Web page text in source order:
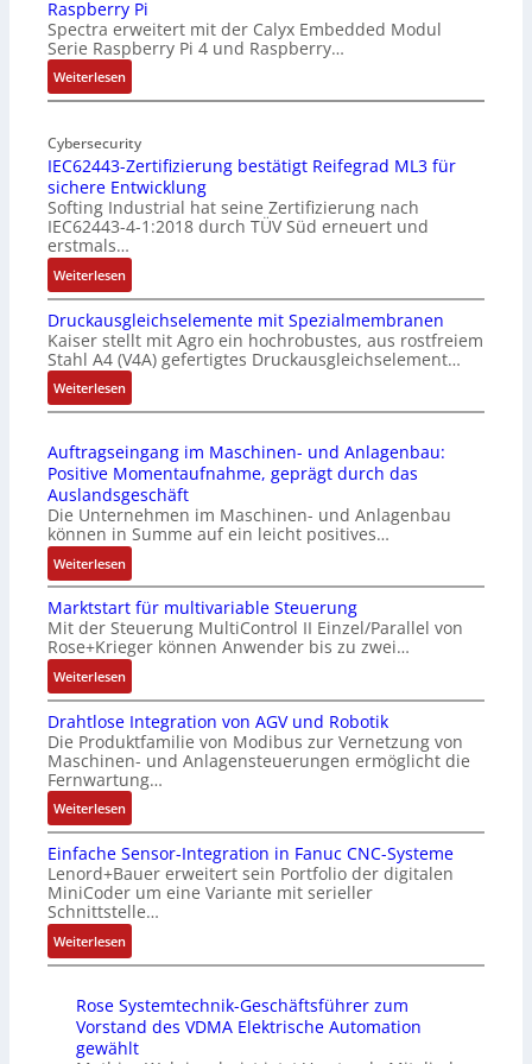
Z
o
l
l
-
n
d
u
s
t
r
i
e
-
P
C
l
ä
s
t
s
i
c
h
f
l
e
x
i
b
e
l
f
ü
r
i
e
A
n
w
n
d
u
Raspberry Pi
Spectra erweitert mit der Calyx Embedded Modul
Serie Raspberry Pi 4 und Raspberry…
Weiterlesen:
M
b
i
l
f
u
n
k
m
o
d
u
l
e
r
i
n
g
e
n
G
u
n
d
5
G
a
u
d
n
R
a
p
e
r
r
Cybersecurity
IEC62443-Zertifizierung bestätigt Reifegrad ML3 für
sichere Entwicklung
Softing Industrial hat seine Zertifizierung nach
IEC62443-4-1:2018 durch TÜV Süd erneuert und
erstmals…
Weiterlesen:
I
E
6
2
4
3
-
Z
e
r
t
i
f
i
z
i
e
u
n
g
b
e
s
t
ä
t
i
R
e
Druckausgleichselemente mit Spezialmembranen
Kaiser stellt mit Agro ein hochrobustes, aus rostfreiem
Stahl A4 (V4A) gefertigtes Druckausgleichselement…
Weiterlesen:
D
u
c
k
a
u
s
g
l
e
i
c
h
e
l
e
m
e
n
t
e
m
i
S
p
e
Auftragseingang im Maschinen- und Anlagenbau:
Positive Momentaufnahme, geprägt durch das
Auslandsgeschäft
Die Unternehmen im Maschinen- und Anlagenbau
können in Summe auf ein leicht positives…
Weiterlesen:
A
u
f
t
r
a
g
s
e
i
n
g
a
n
g
i
m
M
s
c
h
Marktstart für multivariable Steuerung
Mit der Steuerung MultiControl II Einzel/Parallel von
Rose+Krieger können Anwender bis zu zwei…
Weiterlesen:
M
a
r
k
t
s
t
a
r
t
f
ü
r
u
l
t
Drahtlose Integration von AGV und Robotik
Die Produktfamilie von Modibus zur Vernetzung von
Maschinen- und Anlagensteuerungen ermöglicht die
Fernwartung…
Weiterlesen:
D
r
a
h
t
l
o
e
I
n
Einfache Sensor-Integration in Fanuc CNC-Systeme
Lenord+Bauer erweitert sein Portfolio der digitalen
MiniCoder um eine Variante mit serieller
Schnittstelle…
Weiterlesen:
E
n
f
a
Rose Systemtechnik-Geschäftsführer zum
Vorstand des VDMA Elektrische Automation
gewählt